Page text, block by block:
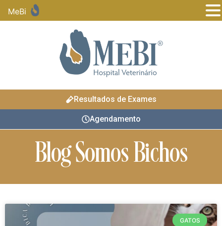
Resultados de Exames
Agendamento
Blog Somos Bichos
GATOS
MeBi